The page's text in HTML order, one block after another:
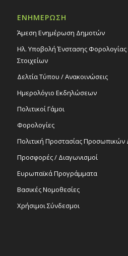
ΕΝΗΜΕΡΩΣΗ
Άμεση Ενημέρωση Δημοτών
Ηλ. Υποβολή Ένστασης
Στοιχείων
Δελτία Τύπου / Ανακοινώσεις
Ημερολόγιο Εκδηλώσεων
Πολιτικοί Γάμοι
Φορολογίες
Πολιτική Προστασίας
Προσφορές / Διαγωνισμοί
Ευρωπαϊκά Προγράμματα
Βασικές Νομοθεσίες
Χρήσιμοι Σύνδεσμοι